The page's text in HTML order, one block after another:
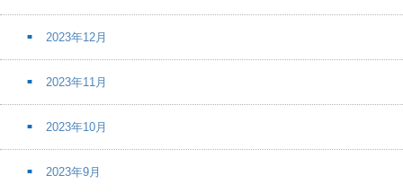
2023年12月
2023年11月
2023年10月
2023年9月